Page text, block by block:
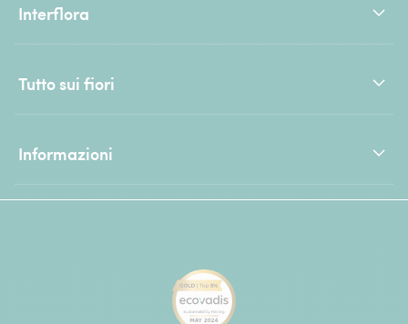
Interflora
Tutto sui fiori
Informazioni